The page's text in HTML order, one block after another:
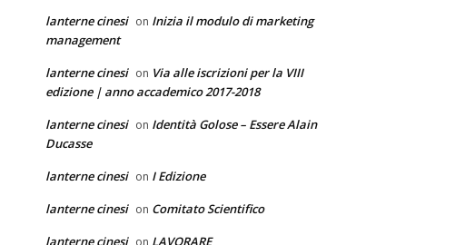
lanterne cinesi on Inizia il modulo di marketing
management
lanterne cinesi on Via alle iscrizioni per la VIII
edizione | anno accademico 2017-2018
lanterne cinesi on Identità Golose – Essere Alain
Ducasse
lanterne cinesi on I Edizione
lanterne cinesi on Comitato Scientifico
lanterne cinesi on LAVORARE